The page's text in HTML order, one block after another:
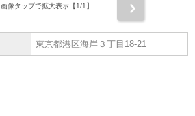
画像タップで拡大表示【1/1】
東京都港区海岸３丁目18-21